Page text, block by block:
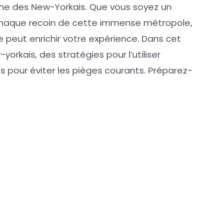
des New-Yorkais. Que vous soyez un
recoin de cette immense métropole,
enrichir votre expérience. Dans cet
des stratégies pour l’utiliser
pour éviter les pièges courants. Préparez-